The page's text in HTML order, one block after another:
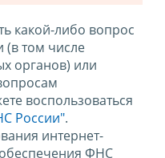
какой-либо вопрос
(в том числе
органов) или
воспользоваться
России".
интернет-
ФНС